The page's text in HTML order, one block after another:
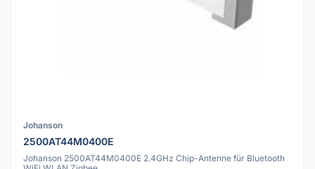
Johanson
2500AT44M0400E
Johanson 2500AT44M0400E 2.4GHz Chip-Antenne für Bluetooth